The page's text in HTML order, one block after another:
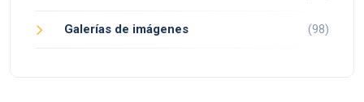
Galerías de imágenes (98)